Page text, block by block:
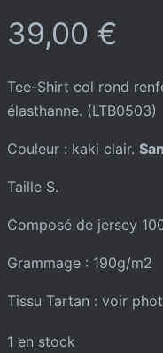
39,00 €
Tee-Shirt col rond
élasthanne. (LTB0503)
Couleur : kaki clair.
Taille S.
Composé de jersey
Grammage : 190g/m2
Tissu Tartan : voir
1 en stock